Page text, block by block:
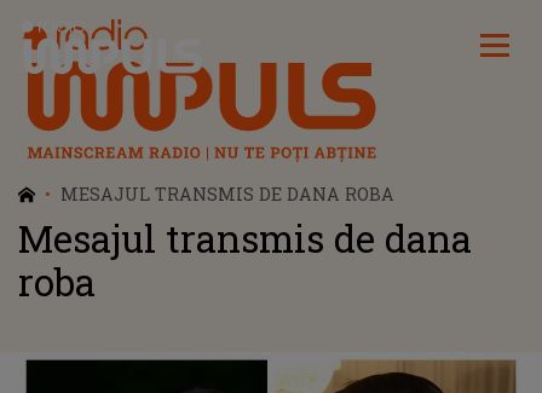
Radio Impuls
MESAJUL TRANSMIS DE DANA ROBA
Mesajul transmis de dana
roba